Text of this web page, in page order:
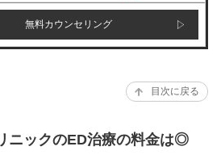
無料カウンセリング
目次に戻る
ニックのED治療の料金は◎